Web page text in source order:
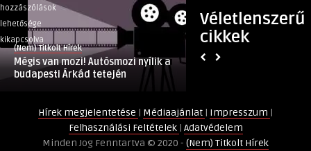
Véletlenszerű
cikkek
van
mozi!
Autósmozi
nyílik
a
budapesti
tetején
bejegyzéshez
hozzászólások
lehetősége
kikapcsolva
(Nem) Titkolt Hírek
Mégis van mozi! Autósmozi nyílik a
budapesti Árkád tetején
Hengerkefés
padlótisztító
választás
a
szükségleteid
lehetősége
kikapcsolva
Hírek megjelentetése | Médiaajánlat | Impresszum |
Felhasználási Feltételek | Adatvédelem
Minden Jog Fenntartva © 2020 - (Nem) Titkolt Hírek